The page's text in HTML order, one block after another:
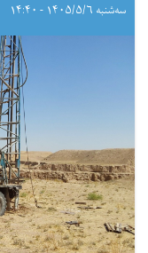
سه‌شنبه ۱۴۰۵/۵/۶ - ۱۴:۴۰